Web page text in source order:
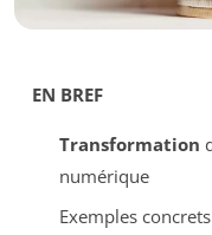
EN BREF
Transformation
numérique
Exemples